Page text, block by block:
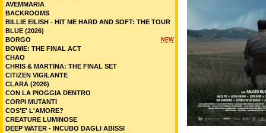
AVEMMARIA
BACKROOMS
BILLIE EILISH - HIT ME HARD AND SOFT: THE TOUR
BLUE (2026)
NEW
BORGO
BOWIE: THE FINAL ACT
CHAO
CHRIS & MARTINA: THE FINAL SET
CITIZEN VIGILANTE
CLARA (2026)
CON LA PIOGGIA DENTRO
CORPI MUTANTI
COS'E' L'AMORE?
CREATURE LUMINOSE
DEEP WATER - INCUBO DAGLI ABISSI